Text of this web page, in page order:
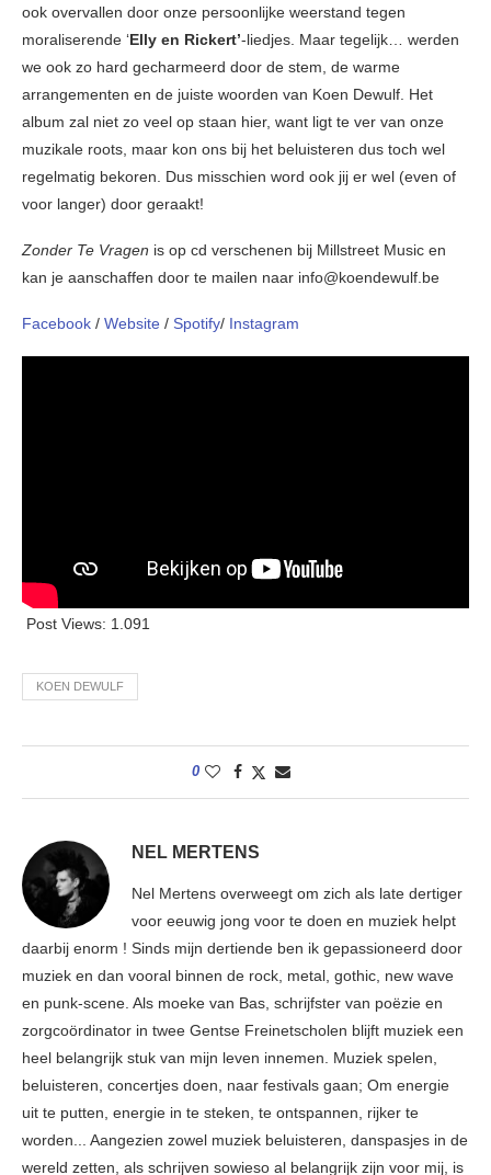
ook overvallen door onze persoonlijke weerstand tegen
moraliserende ‘Elly en Rickert’-liedjes. Maar tegelijk… werden
we ook zo hard gecharmeerd door de stem, de warme
arrangementen en de juiste woorden van Koen Dewulf. Het
album zal niet zo veel op staan hier, want ligt te ver van onze
muzikale roots, maar kon ons bij het beluisteren dus toch wel
regelmatig bekoren. Dus misschien word ook jij er wel (even of
voor langer) door geraakt!
Zonder Te Vragen is op cd verschenen bij Millstreet Music en
kan je aanschaffen door te mailen naar info@koendewulf.be
Facebook / Website / Spotify/ Instagram
Post Views: 1.091
KOEN DEWULF
0
NEL MERTENS
Nel Mertens overweegt om zich als late dertiger
voor eeuwig jong voor te doen en muziek helpt
daarbij enorm ! Sinds mijn dertiende ben ik gepassioneerd door
muziek en dan vooral binnen de rock, metal, gothic, new wave
en punk-scene. Als moeke van Bas, schrijfster van poëzie en
zorgcoördinator in twee Gentse Freinetscholen blijft muziek een
heel belangrijk stuk van mijn leven innemen. Muziek spelen,
beluisteren, concertjes doen, naar festivals gaan; Om energie
uit te putten, energie in te steken, te ontspannen, rijker te
worden... Aangezien zowel muziek beluisteren, danspasjes in de
wereld zetten, als schrijven sowieso al belangrijk zijn voor mij, is